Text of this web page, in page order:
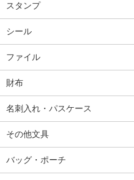
スタンプ
シール
ファイル
財布
名刺入れ・パスケース
その他文具
バッグ・ポーチ